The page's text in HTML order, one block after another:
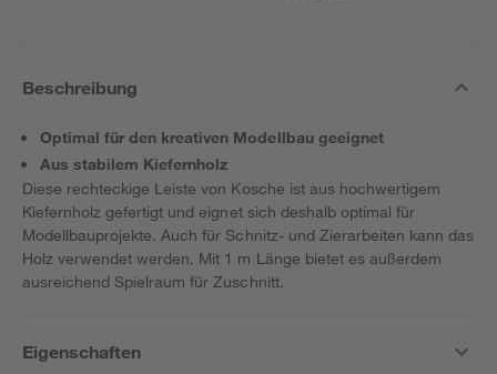
Beschreibung
Optimal für den kreativen Modellbau geeignet
Aus stabilem Kiefernholz
Diese rechteckige Leiste von Kosche ist aus hochwertigem
Kiefernholz gefertigt und eignet sich deshalb optimal für
Modellbauprojekte. Auch für Schnitz- und Zierarbeiten kann das
Holz verwendet werden. Mit 1 m Länge bietet es außerdem
ausreichend Spielraum für Zuschnitt.
Eigenschaften